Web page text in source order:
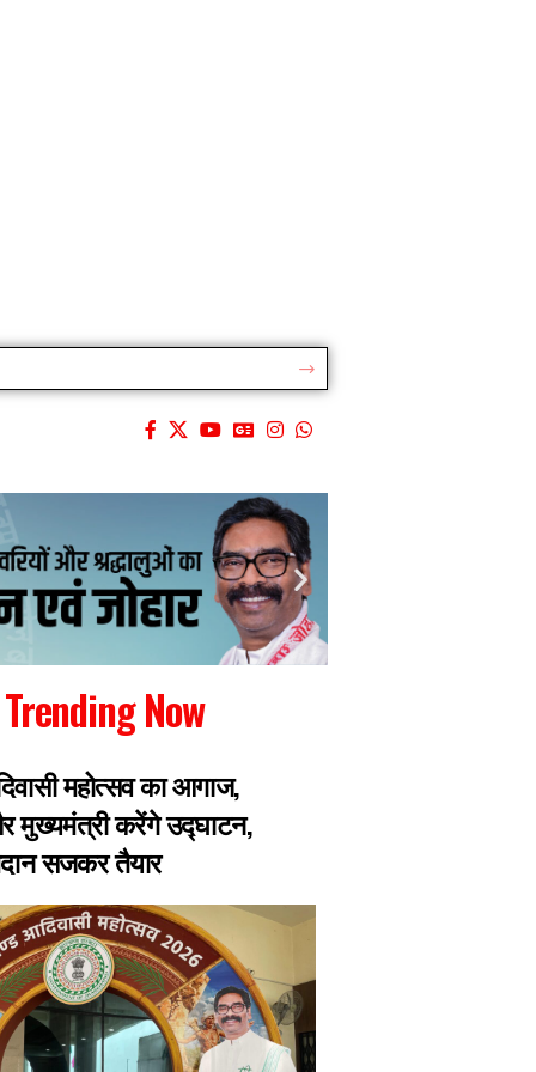
Trending Now
महोत्सव का आगाज,
मुख्यमंत्री करेंगे उद्घाटन,
सजकर तैयार